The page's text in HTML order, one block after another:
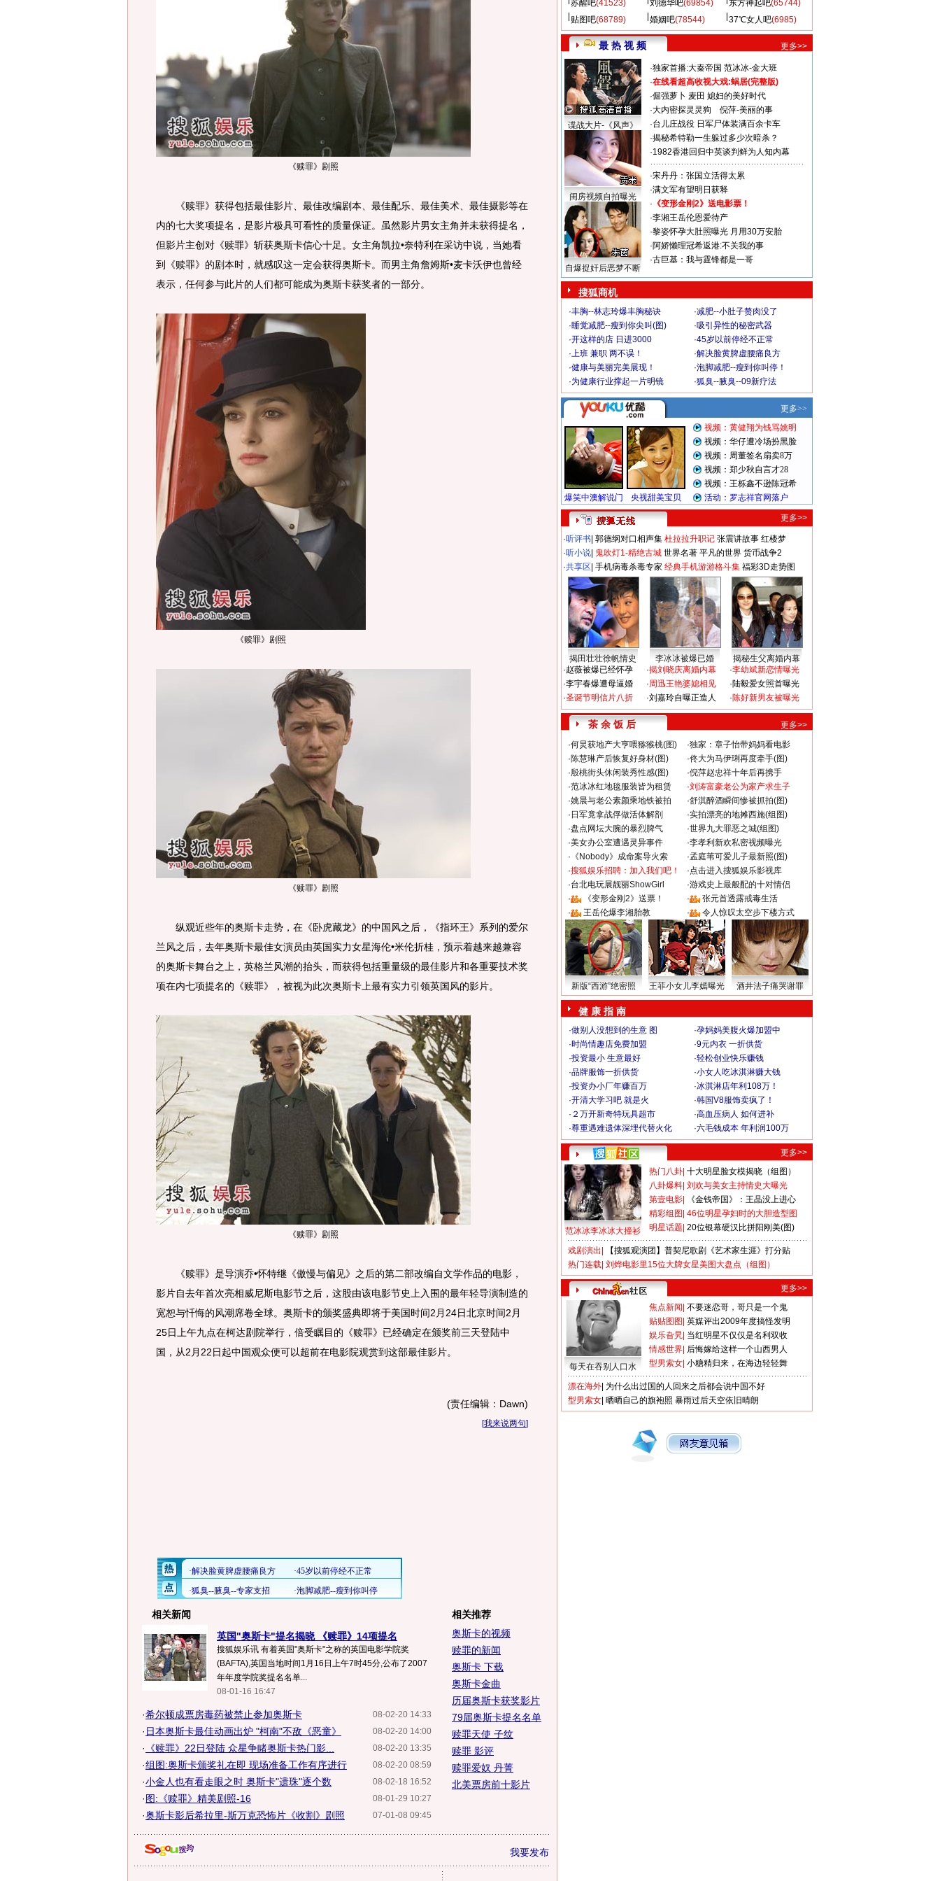
《赎罪》剧照
《赎罪》获得包括最佳影片、最佳改编剧本、最佳配乐、最佳美术、最佳摄影等在
内的七大奖项提名，是影片极具可看性的质量保证。虽然影片男女主角并未获得提名，
但影片主创对《赎罪》斩获奥斯卡信心十足。女主角凯拉•奈特利在采访中说，当她看
到《赎罪》的剧本时，就感叹这一定会获得奥斯卡。而男主角詹姆斯•麦卡沃伊也曾经
表示，任何参与此片的人们都可能成为奥斯卡获奖者的一部分。
《赎罪》剧照
《赎罪》剧照
纵观近些年的奥斯卡走势，在《卧虎藏龙》的中国风之后，《指环王》系列的爱尔
兰风之后，去年奥斯卡最佳女演员由英国实力女星海伦•米伦折桂，预示着越来越兼容
的奥斯卡舞台之上，英格兰风潮的抬头，而获得包括重量级的最佳影片和各重要技术奖
项在内七项提名的《赎罪》，被视为此次奥斯卡上最有实力引领英国风的影片。
《赎罪》剧照
《赎罪》是导演乔•怀特继《傲慢与偏见》之后的第二部改编自文学作品的电影，
影片自去年首次亮相威尼斯电影节之后，这股由该电影节史上入围的最年轻导演制造的
宽恕与忏悔的风潮席卷全球。奥斯卡的颁奖盛典即将于美国时间2月24日北京时间2月
25日上午九点在柯达剧院举行，倍受瞩目的《赎罪》已经确定在颁奖前三天登陆中
国，从2月22日起中国观众便可以超前在电影院观赏到这部最佳影片。
(责任编辑：Dawn)
[我来说两句]
相关新闻
英国"奥斯卡"提名揭晓 《赎罪》14项提名
搜狐娱乐讯 有着英国"奥斯卡"之称的英国电影学院奖
(BAFTA),英国当地时间1月16日上午7时45分,公布了2007
年年度学院奖提名名单...
08-01-16 16:47
08-02-20 14:33
·希尔顿成票房毒药被禁止参加奥斯卡
08-02-20 14:00
· 日本奥斯卡最佳动画出炉 "柯南"不敌《恶童》
08-02-20 13:35
· 《赎罪》22日登陆 众星争睹奥斯卡热门影...
08-02-20 08:59
·组图:奥斯卡颁奖礼在即 现场准备工作有序进行
08-02-18 16:52
·小金人也有看走眼之时 奥斯卡"遗珠"逐个数
08-01-29 10:27
·图:《赎罪》精美剧照-16
07-01-08 09:45
·奥斯卡影后希拉里-斯万克恐怖片《收割》剧照
相关推荐
奥斯卡的视频
赎罪的新闻
奥斯卡 下载
奥斯卡金曲
历届奥斯卡获奖影片
79届奥斯卡提名名单
赎罪天使 子纹
赎罪 影评
赎罪爱奴 丹菁
北美票房前十影片
我要发布
苏醒吧(41523) 刘德华吧(69854) 东方神起吧(65744)
贴图吧(68789) 婚姻吧(78544) 37℃女人吧(6985)
最 热 视 频 更多>>
谍战大片-《风声》
闺房视频自拍曝光
自爆捉奸后恶梦不断
·独家首播:大秦帝国 范冰冰-金大班
·在线看超高收视大戏:蜗居(完整版)
·倔强萝卜 麦田 媳妇的美好时代
·大内密探灵灵狗
倪萍-美丽的事
·台儿庄战役 日军尸体装满百余卡车
·揭秘希特勒一生躲过多少次暗杀？
·1982香港回归中英谈判鲜为人知内幕
·宋丹丹：张国立活得太累
·满文军有望明日获释
· 《变形金刚2》送电影票！
·李湘王岳伦恩爱待产
·黎姿怀孕大肚照曝光 月用30万安胎
·阿娇懒理冠希返港:不关我的事
·古巨基：我与霆锋都是一哥
搜狐商机
·丰胸--林志玲爆丰胸秘诀 ·减肥--小肚子赘肉没了
·睡觉减肥--瘦到你尖叫(图) ·吸引异性的秘密武器
·开这样的店 日进3000 ·45岁以前停经不正常
·上班 兼职 两不误！ ·解决脸黄脾虚腰痛良方
·健康与美丽完美展现！ ·泡脚减肥--瘦到你叫停！
·为健康行业撑起一片明镜 ·狐臭--腋臭--09新疗法
更多>>
·听评书 郭德纲对口相声集 杜拉拉升职记 张震讲故事 红楼梦
·听小说 鬼吹灯1-精绝古城 世界名著 平凡的世界 货币战争2
·共享区 手机病毒杀毒专家 经典手机游游格斗集 福彩3D走势图
揭田壮壮徐帆情史 李冰冰被爆已婚
揭秘生父离婚内幕
·赵薇被爆已经怀孕
·李宇春爆遭母逼婚
·圣诞节明信片八折
·揭刘晓庆离婚内幕
·周迅王艳婆媳相见
·刘嘉玲自曝正造人
·李幼斌新恋情曝光
·陆毅爱女照首曝光
·陈好新男友被曝光
茶 余 饭 后
更多>>
·何炅获地产大亨喂猕猴桃(图) ·独家：章子怡带妈妈看电影
·陈慧琳产后恢复好身材(图) ·佟大为马伊琍再度牵手(图)
·殷桃街头休闲装秀性感(图) ·倪萍赵忠祥十年后再携手
·范冰冰红地毯服装皆为租赁 ·刘涛富豪老公为家产求生子
·姚晨与老公素颜乘地铁被拍 ·舒淇醉酒瞬间惨被抓拍(图)
· 日军竟拿战俘做活体解剖 ·实拍漂亮的地摊西施(组图)
·盘点网坛大腕的暴烈脾气 ·世界九大罪恶之城(组图)
·美女办公室遭遇灵异事件 ·李孝利新欢私密视频曝光
· 《Nobody》成命案导火索 ·孟庭苇可爱儿子最新照(图)
·搜狐娱乐招聘：加入我们吧！ ·点击进入搜狐娱乐影视库
·台北电玩展靓丽ShowGirl ·游戏史上最般配的十对情侣
·
《变形金刚2》送票！ ·
张元首透露戒毒生活
·
王岳伦爆李湘胎教 · 令人惊叹太空步下楼方式
新版“西游”绝密照 王菲小女儿李嫣曝光 酒井法子痛哭谢罪
健 康 指 南
·做别人没想到的生意 图 ·孕妈妈美腹火爆加盟中
·时尚情趣店免费加盟 ·9元内衣 一折供货
·投资最小 生意最好 ·轻松创业快乐赚钱
·品牌服饰一折供货 ·小女人吃冰淇淋赚大钱
·投资办小厂年赚百万 ·冰淇淋店年利108万！
·开清大学习吧 就是火 ·韩国V8服饰卖疯了！
· ２万开新奇特玩具超市 ·高血压病人 如何进补
·尊重遇难遗体深埋代替火化 ·六毛钱成本 年利润100万
更多>>
范冰冰李冰冰大撞衫
热门八卦 十大明星脸女模揭晓（组图）
八卦爆料 刘欢与美女主持情史大曝光
第壹电影
《金钱帝国》：王晶没上进心
精彩组图 46位明星孕妇时的大胆造型图
明星话题 20位银幕硬汉比拼阳刚美(图)
戏剧演出
【搜狐观演团】普契尼歌剧《艺术家生涯》打分贴
热门连载 刘烨电影里15位大牌女星美图大盘点（组图）
更多>>
每天在吞别人口水
焦点新闻 不要迷恋哥，哥只是一个鬼
贴贴图图 英媒评出2009年度搞怪发明
娱乐旮旯 当红明星不仅仅是名利双收
情感世界 后悔嫁给这样一个山西男人
型男索女 小糖精归来，在海边轻轻舞
漂在海外 为什么出过国的人回来之后都会说中国不好
型男索女 晒晒自己的旗袍照 暴雨过后天空依旧晴朗